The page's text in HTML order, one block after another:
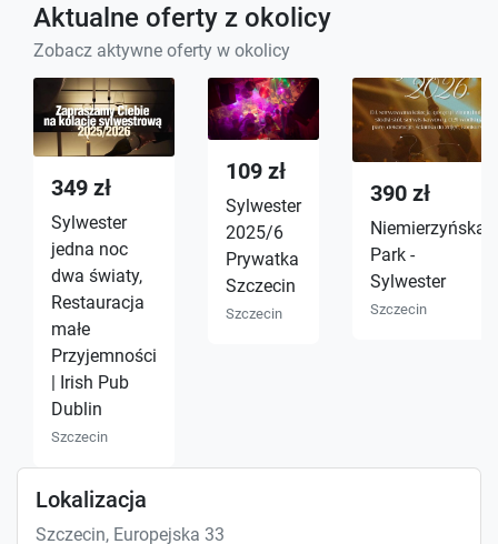
Aktualne oferty z okolicy
Zobacz aktywne oferty w okolicy
349 zł
Sylwester
jedna noc
dwa światy,
Restauracja
małe
Przyjemności
| Irish Pub
Dublin
Szczecin
109 zł
Sylwester
2025/6
Prywatka
Szczecin
Szczecin
390 zł
Niemierzyńska
Park -
Sylwester
Szczecin
Lokalizacja
Szczecin, Europejska 33